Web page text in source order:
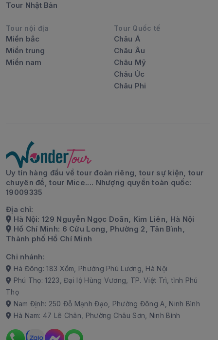
Tour Nhật Bản
Tour nội địa
Miền bắc
Miền trung
Miền nam
Tour Quốc tế
Châu Á
Châu Âu
Châu Mỹ
Châu Úc
Châu Phi
Uy tín hàng đầu về tour đoàn riêng, tour sự kiện, tour
chuyên đề, tour Mice.... Nhượng quyền toàn quốc:
19009335
Địa chỉ:
Hà Nội: 129 Nguyễn Ngọc Doãn, Kim Liên, Hà Nội
Hồ Chí Minh: 6 Cửu Long, Phường 2, Tân Bình,
Thành phố Hồ Chí Minh
Chi nhánh:
Hà Đông: 183 Xốm, Phường Phú Lương, Hà Nội
Phú Thọ: 1223, Đại lộ Hùng Vương, TP. Việt Trì, tỉnh Phú
Thọ
Nam Định: 250 Đỗ Mạnh Đạo, Phường Đông A, Ninh Bình
Hà Nam: 47 Lê Chân, Phường Châu Sơn, Ninh Bình